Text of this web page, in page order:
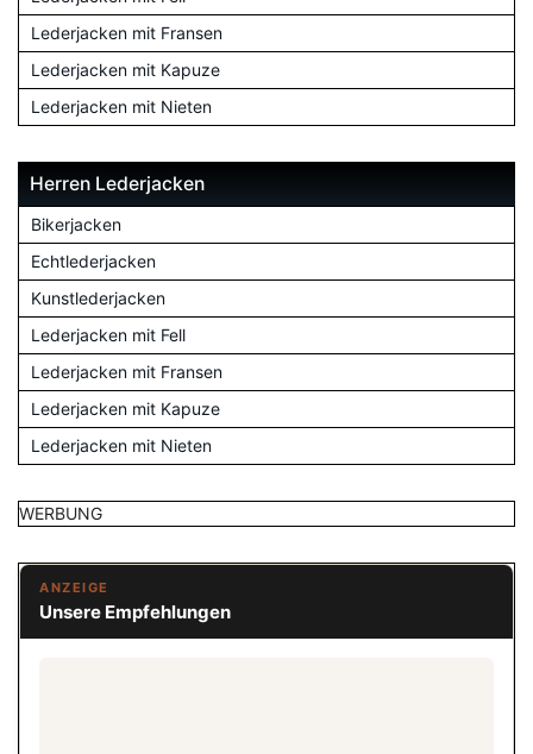
Lederjacken mit Fransen
Lederjacken mit Kapuze
Lederjacken mit Nieten
Herren Lederjacken
Bikerjacken
Echtlederjacken
Kunstlederjacken
Lederjacken mit Fell
Lederjacken mit Fransen
Lederjacken mit Kapuze
Lederjacken mit Nieten
WERBUNG
ANZEIGE
Unsere Empfehlungen